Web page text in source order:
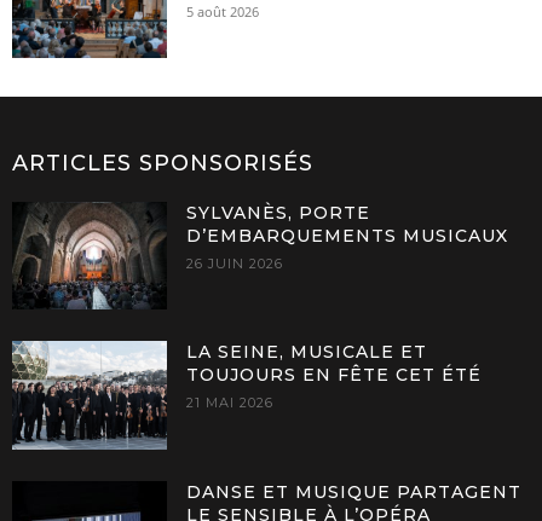
5 août 2026
ARTICLES SPONSORISÉS
SYLVANÈS, PORTE
D’EMBARQUEMENTS MUSICAUX
26 JUIN 2026
LA SEINE, MUSICALE ET
TOUJOURS EN FÊTE CET ÉTÉ
21 MAI 2026
DANSE ET MUSIQUE PARTAGENT
LE SENSIBLE À L’OPÉRA